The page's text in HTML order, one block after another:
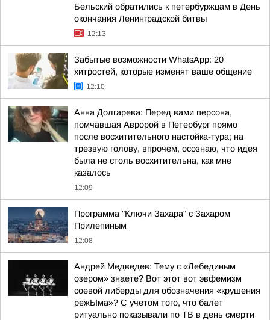
Бельский обратились к петербуржцам в День
окончания Ленинградской битвы
12:13
Забытые возможности WhatsApp: 20
хитростей, которые изменят ваше общение
12:10
Анна Долгарева: Перед вами персона,
помчавшая Авророй в Петербург прямо
после восхитительного настойка-тура; на
трезвую голову, впрочем, осознаю, что идея
была не столь восхитительна, как мне
казалось
12:09
Программа "Ключи Захара" с Захаром
Прилепиным
12:08
Андрей Медведев: Тему с «Лебединым
озером» знаете? Вот этот вот эвфемизм
соевой либерды для обозначения «крушения
режЫма»? С учетом того, что балет
ритуально показывали по ТВ в день смерти